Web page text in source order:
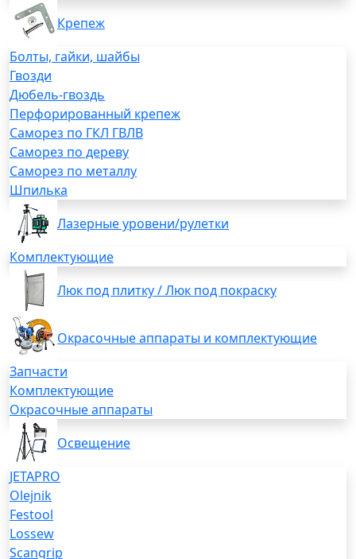
Крепеж
Болты, гайки, шайбы
Гвозди
Дюбель-гвоздь
Перфорированный крепеж
Саморез по ГКЛ ГВЛВ
Саморез по дереву
Саморез по металлу
Шпилька
Лазерные уровени/рулетки
Комплектующие
Люк под плитку / Люк под покраску
Окрасочные аппараты и комплектующие
Запчасти
Комплектующие
Окрасочные аппараты
Освещение
JETAPRO
Olejnik
Festool
Lossew
Scangrip